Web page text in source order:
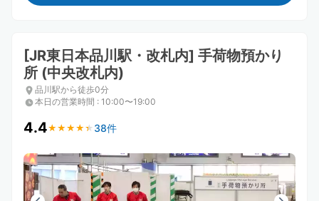
[JR東日本品川駅・改札内] 手荷物預かり
所 (中央改札内)
品川駅から徒歩0分
本日の営業時間 : 10:00〜19:00
4.4★ ★ ★ ★ ★
★ ★ ★ ★ ★ 38件